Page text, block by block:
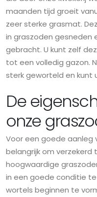
maanden tijd groeit
zeer sterke grasmat.
in graszoden gesneden
gebracht. U kunt zelf
tot een volledig gazon.
sterk geworteld en kunt
De
onze
Voor een goede aanleg
belangrijk om verzekerd
hoogwaardige
in een goede conditie
wortels beginnen te